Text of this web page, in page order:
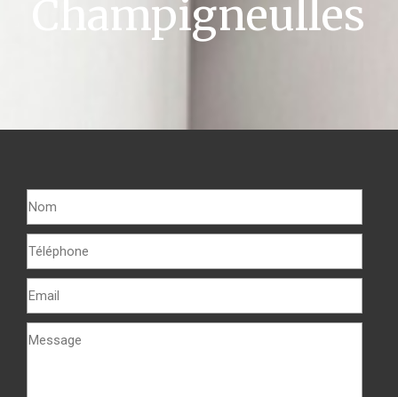
Champigneulles